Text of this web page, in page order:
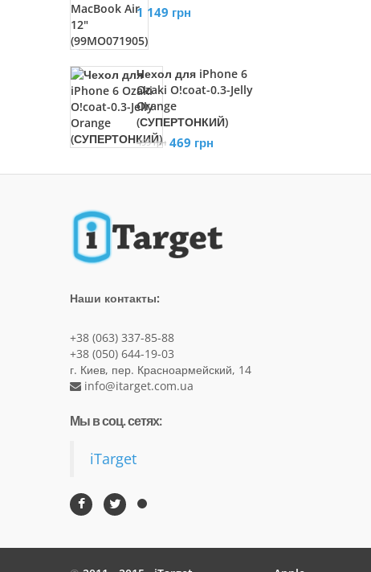
1 149 грн
Чехол для iPhone 6
Ozaki O!coat-0.3-Jelly
Orange
(СУПЕРТОНКИЙ)
499 грн 469 грн
Наши контакты:
+38 (063) 337-85-88
+38 (050) 644-19-03
г. Киев, пер. Красноармейский, 14
info@itarget.com.ua
Мы в соц. сетях:
iTarget